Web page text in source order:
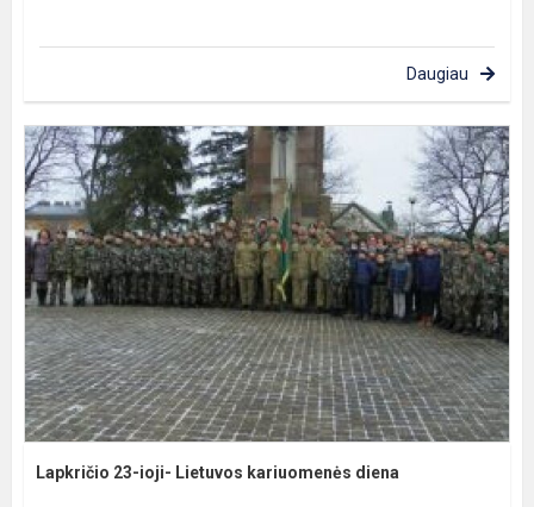
Daugiau
Lapkričio 23-ioji- Lietuvos kariuomenės diena